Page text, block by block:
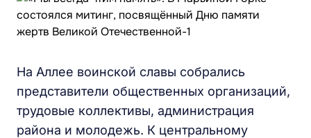
На Аллее воинской славы собрались
представители общественных организаций,
трудовые коллективы, администрация
района и молодежь. К центральному